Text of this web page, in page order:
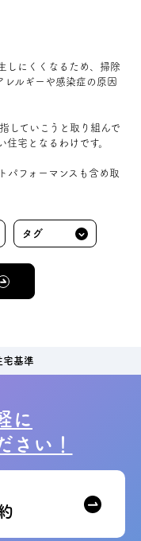
しにくくなるため、掃除
レルギーや感染症の原因
していこうと取り組んで
宅となるわけです。
パフォーマンスも含め取
宅基準
に
さい！